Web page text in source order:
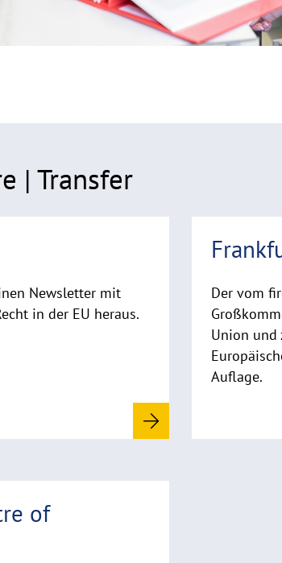
| Transfer
Newsletter mit
in der EU heraus.
Der vom
Union und
Auflage.
of